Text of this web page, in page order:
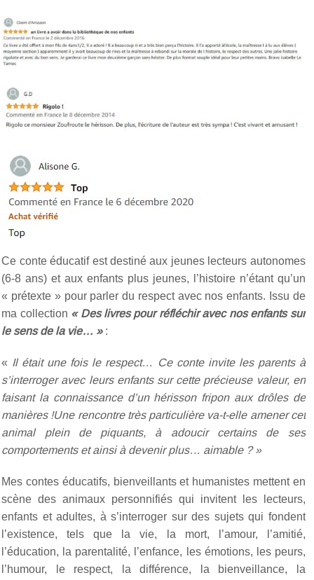
Ce conte éducatif est destiné aux jeunes lecteurs autonomes
(6-8 ans) et aux enfants plus jeunes, l’histoire n’étant qu’un
« prétexte » pour parler du respect avec nos enfants. Issu de
ma collection « Des livres pour réfléchir avec nos enfants sur
le sens de la vie… »:
« Il était une fois le respect… Ce conte invite les parents à
s’interroger avec leurs enfants sur cette précieuse valeur, en
faisant la connaissance d’un hérisson fripon aux drôles de
manières !Une rencontre très particulière va-t-elle amener cet
animal plein de piquants, à adoucir certains de ses
comportements et ainsi à devenir plus… aimable ? »
Mes contes éducatifs, bienveillants et humanistes mettent en
scène des animaux personnifiés qui invitent les lecteurs,
enfants et adultes, à s’interroger sur des sujets qui fondent
l’existence, tels que la vie, la mort, l’amour, l’amitié,
l’éducation, la parentalité, l’enfance, les émotions, les peurs,
l’humour, le respect, la différence, la bienveillance, la